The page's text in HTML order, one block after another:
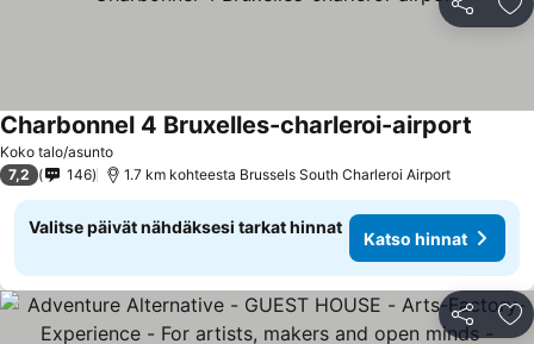
Jaa
Koko talo/asunto
Charbonnel 4 Bruxelles-charleroi-airport
7,2 146 1.7 km kohteesta Brussels South Charleroi Airport
Valitse päivät nähdäksesi tarkat hinnat
Katso hinnat
Jaa